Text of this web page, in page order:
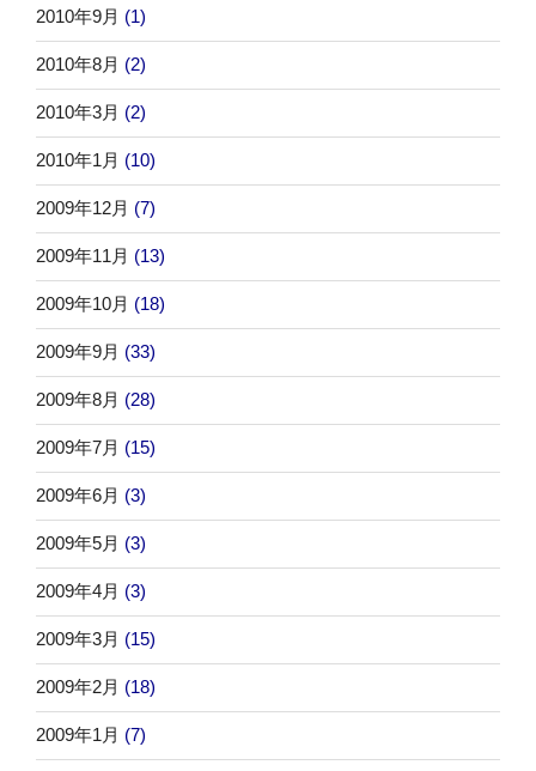
2010年9月 (1)
2010年8月 (2)
2010年3月 (2)
2010年1月 (10)
2009年12月 (7)
2009年11月 (13)
2009年10月 (18)
2009年9月 (33)
2009年8月 (28)
2009年7月 (15)
2009年6月 (3)
2009年5月 (3)
2009年4月 (3)
2009年3月 (15)
2009年2月 (18)
2009年1月 (7)